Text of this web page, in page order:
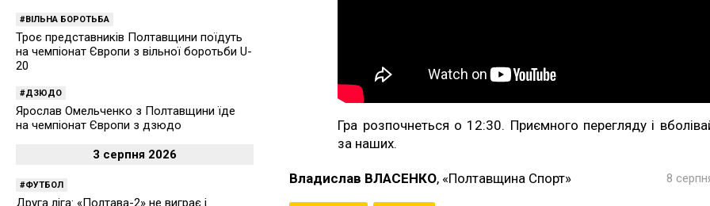
Гра розпочнеться о 12:30. Приємного перегляду і
за наших.
Владислав ВЛАСЕНКО, «Полтавщина Спорт»
8
ВІЛЬНА БОРОТЬБА
Троє представників Полтавщини поїдуть
на чемпіонат Європи з вільної боротьби U-
20
ДЗЮДО
Ярослав Омельченко з Полтавщини їде
на чемпіонат Європи з дзюдо
3 серпня 2026
ФУТБОЛ
Друга ліга: «Полтава-2» не виграє і